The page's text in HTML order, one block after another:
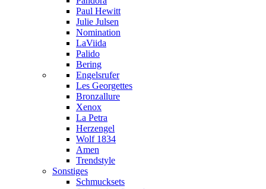
Paul Hewitt
Julie Julsen
Nomination
LaViida
Palido
Bering
Engelsrufer
Les Georgettes
Bronzallure
Xenox
La Petra
Herzengel
Wolf 1834
Amen
Trendstyle
Sonstiges
Schmucksets